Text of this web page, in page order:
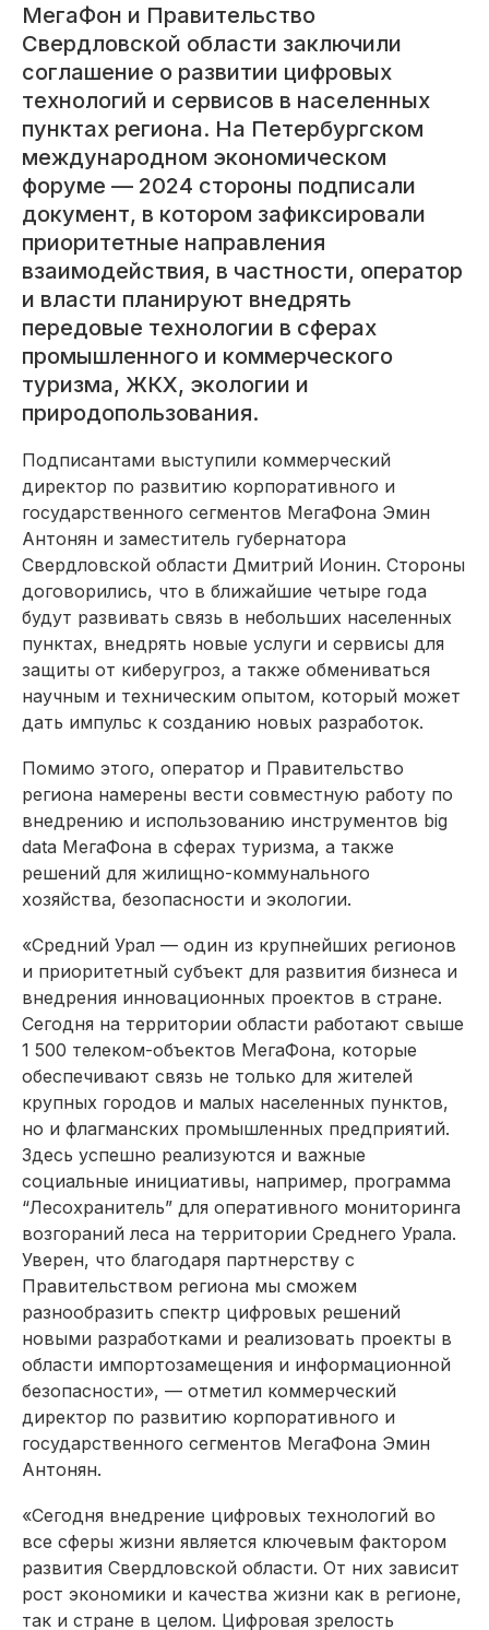
МегаФон и Правительство
Свердловской области заключили
соглашение о развитии цифровых
технологий и сервисов в населенных
пунктах региона. На Петербургском
международном экономическом
форуме — 2024 стороны подписали
документ, в котором зафиксировали
приоритетные направления
взаимодействия, в частности, оператор
и власти планируют внедрять
передовые технологии в сферах
промышленного и коммерческого
туризма, ЖКХ, экологии и
природопользования.
Подписантами выступили коммерческий
директор по развитию корпоративного и
государственного сегментов МегаФона Эмин
Антонян и заместитель губернатора
Свердловской области Дмитрий Ионин. Стороны
договорились, что в ближайшие четыре года
будут развивать связь в небольших населенных
пунктах, внедрять новые услуги и сервисы для
защиты от киберугроз, а также обмениваться
научным и техническим опытом, который может
дать импульс к созданию новых разработок.
Помимо этого, оператор и Правительство
региона намерены вести совместную работу по
внедрению и использованию инструментов big
data МегаФона в сферах туризма, а также
решений для жилищно-коммунального
хозяйства, безопасности и экологии.
«Средний Урал — один из крупнейших регионов
и приоритетный субъект для развития бизнеса и
внедрения инновационных проектов в стране.
Сегодня на территории области работают свыше
1 500 телеком-объектов МегаФона, которые
обеспечивают связь не только для жителей
крупных городов и малых населенных пунктов,
но и флагманских промышленных предприятий.
Здесь успешно реализуются и важные
социальные инициативы, например, программа
“Лесохранитель” для оперативного мониторинга
возгораний леса на территории Среднего Урала.
Уверен, что благодаря партнерству с
Правительством региона мы сможем
разнообразить спектр цифровых решений
новыми разработками и реализовать проекты в
области импортозамещения и информационной
безопасности», — отметил коммерческий
директор по развитию корпоративного и
государственного сегментов МегаФона Эмин
Антонян.
«Сегодня внедрение цифровых технологий во
все сферы жизни является ключевым фактором
развития Свердловской области. От них зависит
рост экономики и качества жизни как в регионе,
так и стране в целом. Цифровая зрелость